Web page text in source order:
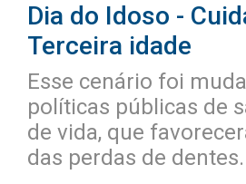
Dia do Idoso -
Terceira idade
Esse cenário foi
políticas públicas de
de vida, que
das perdas de dentes.